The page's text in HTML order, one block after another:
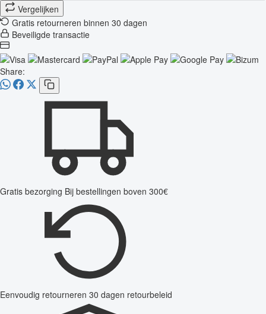
Vergelijken
Gratis retourneren binnen 30 dagen
Beveiligde transactie
Share:
Gratis bezorging Bij bestellingen boven 300€
Eenvoudig retourneren 30 dagen retourbeleid